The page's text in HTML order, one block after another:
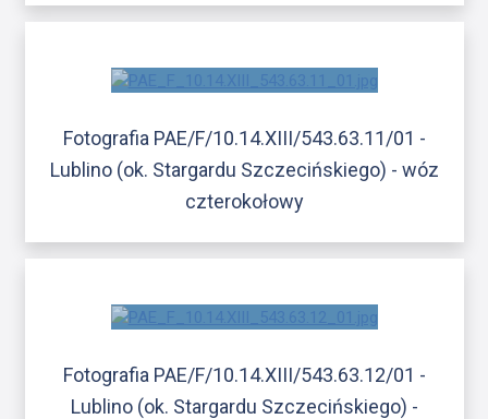
Fotografia PAE/F/10.14.XIII/543.63.11/01 -
Lublino (ok. Stargardu Szczecińskiego) - wóz
czterokołowy
Fotografia PAE/F/10.14.XIII/543.63.12/01 -
Lublino (ok. Stargardu Szczecińskiego) -